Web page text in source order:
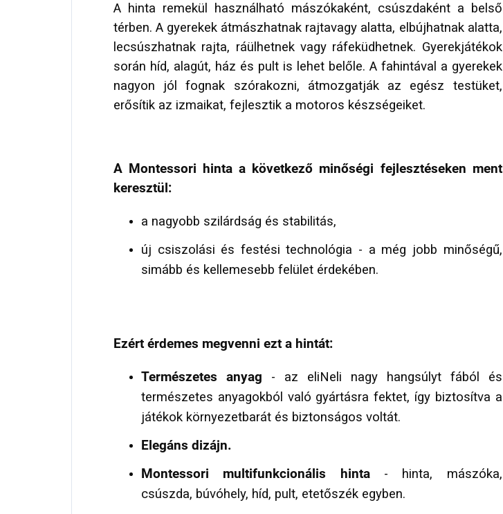
A hinta remekül használható mászókaként, csúszdaként a belső
térben. A gyerekek átmászhatnak rajtavagy alatta, elbújhatnak alatta,
lecsúszhatnak rajta, ráülhetnek vagy ráfeküdhetnek. Gyerekjátékok
során híd, alagút, ház és pult is lehet belőle. A fahintával a gyerekek
nagyon jól fognak szórakozni, átmozgatják az egész testüket,
erősítik az izmaikat, fejlesztik a motoros készségeiket.
A Montessori hinta a következő minőségi fejlesztéseken ment
keresztül:
a nagyobb szilárdság és stabilitás,
új csiszolási és festési technológia - a még jobb minőségű,
simább és kellemesebb felület érdekében.
Ezért érdemes megvenni ezt a hintát:
Természetes anyag - az eliNeli nagy hangsúlyt fából és
természetes anyagokból való gyártásra fektet, így biztosítva a
játékok környezetbarát és biztonságos voltát.
Elegáns dizájn.
Montessori multifunkcionális hinta- hinta, mászóka,
csúszda, búvóhely, híd, pult, etetőszék egyben.